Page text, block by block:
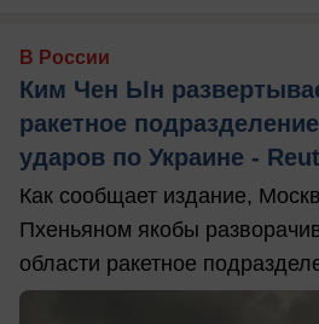
В России
Ким Чен Ын
ракетное
ударов по Украине -
Как сообщает издание,
Пхеньяном якобы
области ракетное